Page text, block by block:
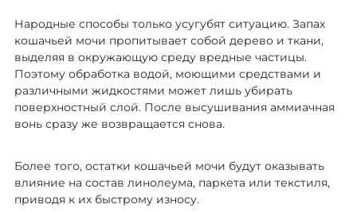
Народные способы только усугубят ситуацию. Запах
кошачьей мочи пропитывает собой дерево и ткани,
выделяя в окружающую среду вредные частицы.
Поэтому обработка водой, моющими средствами и
различными жидкостями может лишь убирать
поверхностный слой. После высушивания аммиачная
вонь сразу же возвращается снова.
Более того, остатки кошачьей мочи будут оказывать
влияние на состав линолеума, паркета или текстиля,
приводя к их быстрому износу.